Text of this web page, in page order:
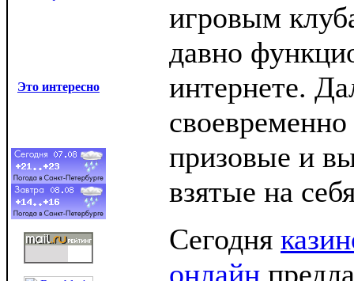
Это интересно
игровым
давно
интернете.
призовые и
взятые на
Сегодня
онлайн